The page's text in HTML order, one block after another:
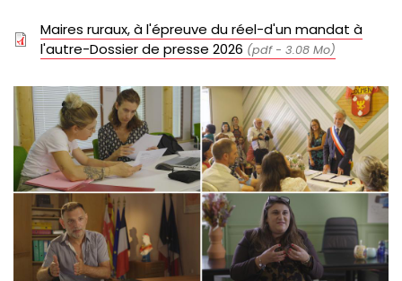
Document
Maires ruraux, à l'épreuve du réel-d'un mandat à
l'autre-Dossier de presse 2026
pdf 3.08 Mo
Image